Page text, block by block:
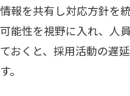
情報を共有し対応方針を
可能性を視野に入れ、人
ておくと、採用活動の遅
す。